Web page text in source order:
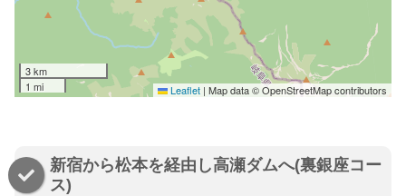
3 km
1 mi
Leaflet | Map data © OpenStreetMap contributors
新宿から松本を経由し高瀬ダムへ(裏銀座コー
ス)